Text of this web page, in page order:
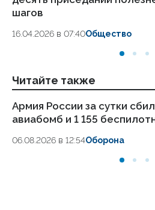
шагов
16.04.2026 в 07:40Общество
Читайте также
Армия России за сутки
авиабомб и 1 155
06.08.2026 в 12:54Оборона